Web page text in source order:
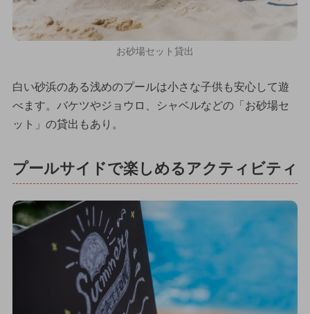
お砂場セット貸出
白い砂浜のある浅めのプールは小さな子供も安心して遊
べます。バケツやジョウロ、シャベルなどの「お砂場セ
ット」の貸出もあり。
プールサイドで楽しめるアクティビティ